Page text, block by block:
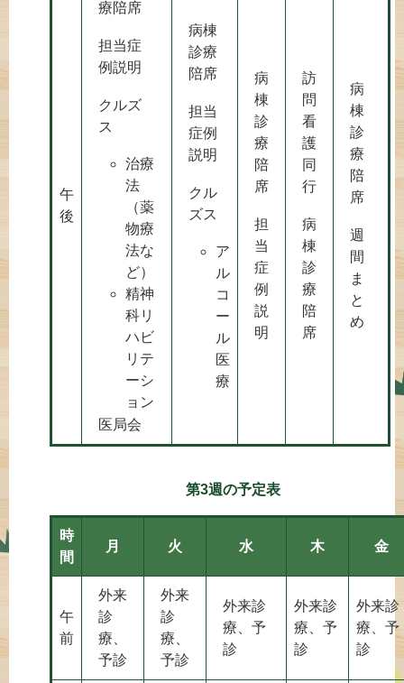
午
後
療陪席
担当症
例説明
クルズ
ス
治療
法
（薬
物療
法な
ど）
精神
科リ
ハビ
リテ
ーシ
ョン
医局会
病棟
診療
陪席
担当
症例
説明
クル
ズス
ア
ル
コ
ー
ル
医
療
病
棟
診
療
陪
席
担
当
症
例
説
明
訪
問
看
護
同
行
病
棟
診
療
陪
席
病
棟
診
療
陪
席
週
間
ま
と
め
第3週の予定表
時
間
月 火 水 木 金
午
前
外来
診
療、
予診
外来
診
療、
予診
外来診
療、予
診
外来診
療、予
診
外来診
療、予
診